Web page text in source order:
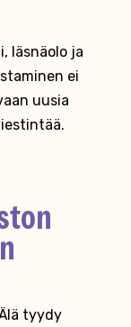
läsnäolo ja
ei
uusia
tyydy